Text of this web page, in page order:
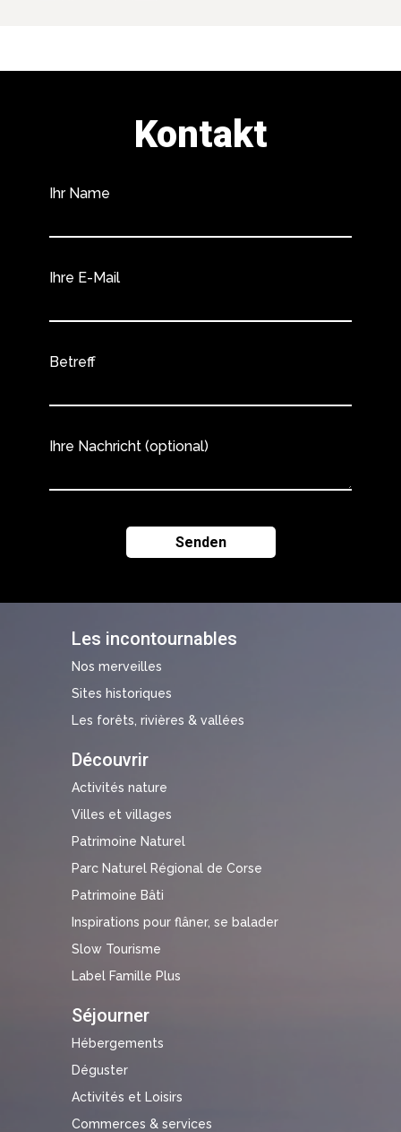
Les incontournables
Nos merveilles
Sites historiques
Les forêts, rivières & vallées
Découvrir
Activités nature
Villes et villages
Patrimoine Naturel
Parc Naturel Régional de Corse
Patrimoine Bâti
Inspirations pour flâner, se balader
Slow Tourisme
Label Famille Plus
Séjourner
Hébergements
Déguster
Activités et Loisirs
Commerces & services
Kontakt
Ihr Name
Ihre E-Mail
Betreff
Ihre Nachricht (optional)